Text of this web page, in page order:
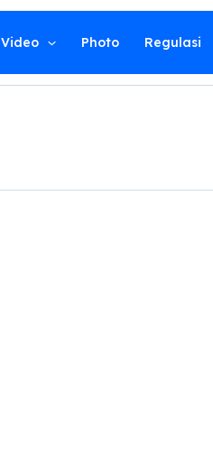
Video Photo Regulasi